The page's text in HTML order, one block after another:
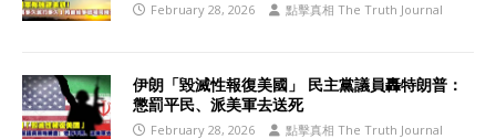
February 28, 2026 點擊真相 The Truth Journal
伊朗「毀滅性報復美國」 民主黨議員轟特朗普：
懲罰平民、派美軍去送死
February 28, 2026 點擊真相 The Truth Journal